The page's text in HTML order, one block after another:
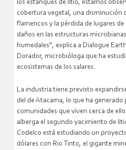
los estanques de litio, estamos
cobertura vegetal, una disminución
flamencos y la pérdida de lugares
daños en las estructuras
humedales”, explica a Dialogue
Dorador, microbióloga que ha
ecosistemas de los salares.
La industria tiene previsto
del de Atacama, lo que ha
comunidades que viven cerca de
alberga el segundo yacimiento de
Codelco está estudiando un
dólares con Rio Tinto, el gigante